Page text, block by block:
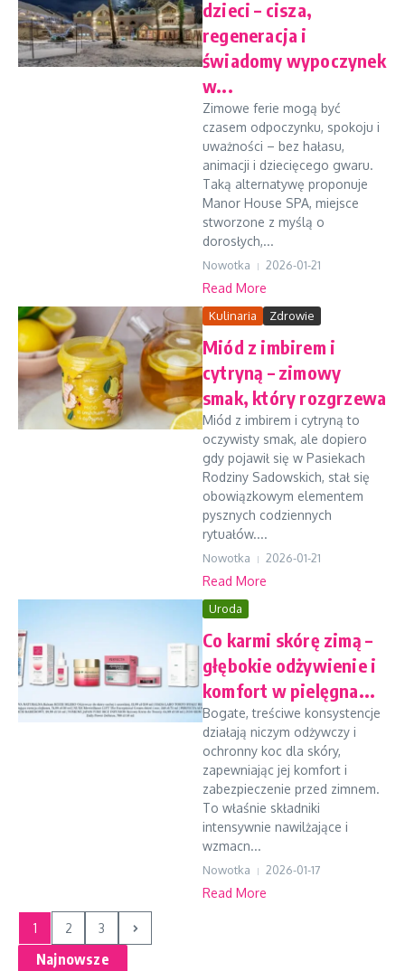
dzieci – cisza,
regeneracja i
świadomy wypoczynek
w...
Zimowe ferie mogą być
czasem odpoczynku, spokoju i
uważności – bez hałasu,
animacji i dziecięcego gwaru.
Taką alternatywę proponuje
Manor House SPA, miejsce
stworzone z myślą o
dorosłych,...
Nowotka 2026-01-21
Read More
Kulinaria Zdrowie
Miód z imbirem i
cytryną – zimowy
smak, który rozgrzewa
Miód z imbirem i cytryną to
oczywisty smak, ale dopiero
gdy pojawił się w Pasiekach
Rodziny Sadowskich, stał się
obowiązkowym elementem
pysznych codziennych
rytuałów....
Nowotka 2026-01-21
Read More
Uroda
Co karmi skórę zimą –
głębokie odżywienie i
komfort w pielęgna...
Bogate, treściwe konsystencje
działają niczym odżywczy i
ochronny koc dla skóry,
zapewniając jej komfort i
zabezpieczenie przed zimnem.
To właśnie składniki
intensywnie nawilżające i
wzmacn...
Nowotka 2026-01-17
Read More
1 2 3
Najnowsze